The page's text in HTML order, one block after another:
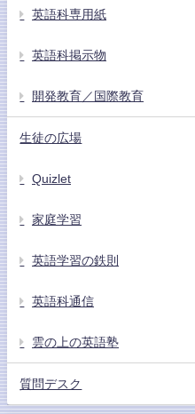
英語科専用紙
英語科掲示物
開発教育／国際教育
生徒の広場
Quizlet
家庭学習
英語学習の鉄則
英語科通信
雲の上の英語塾
質問デスク